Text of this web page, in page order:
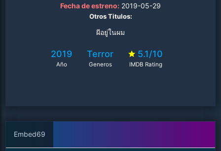
Fecha de estreno: 2019-05-29
Otros Titulos:
ผีอยู่ในผม
2019
Año
Terror
Generos
5.1/10
IMDB Rating
Embed69